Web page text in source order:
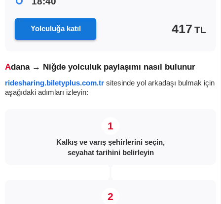
Yolculuğa katıl 417 TL
Adana → Niğde yolculuk paylaşımı nasıl bulunur
ridesharing.biletyplus.com.tr sitesinde yol arkadaşı bulmak için
aşağıdaki adımları izleyin:
Kalkış ve varış şehirlerini seçin,
seyahat tarihini belirleyin